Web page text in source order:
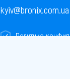
kyiv@bronix.com.ua
Политика